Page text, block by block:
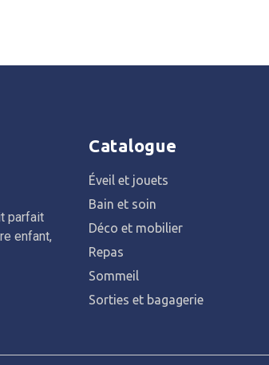
parfait
enfant,
Catalogue
Éveil et jouets
Bain et soin
Déco et mobilier
Repas
Sommeil
Sorties et bagagerie